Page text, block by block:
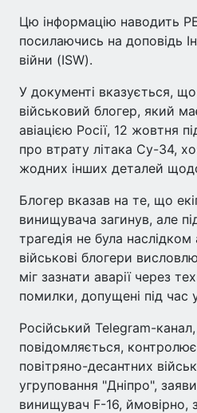
Цю інформацію наводить
посилаючись на доповідь
війни (ISW).
У документі вказується,
військовий блогер, який
авіацією Росії, 12 жовтня
про втрату літака Су-34,
жодних інших деталей
Блогер вказав на те, що
винищувача загинув, але
трагедія не була наслідком
військові блогери
міг зазнати аварії через
помилки, допущені під час
Російський Telegram-
повідомляється,
повітряно-десантних
угруповання "Дніпро",
винищувач F-16, ймовірно,